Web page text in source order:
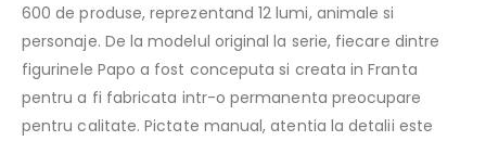
600 de produse, reprezentand 12 lumi, animale si
personaje. De la modelul original la serie, fiecare dintre
figurinele Papo a fost conceputa si creata in Franta
pentru a fi fabricata intr-o permanenta preocupare
pentru calitate. Pictate manual, atentia la detalii este